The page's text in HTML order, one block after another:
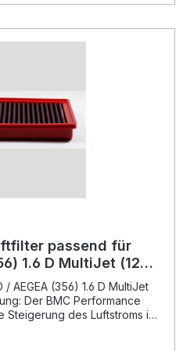
Schweißnähten, was eine
hochwertiger Baumwolle ist
Öl behandelt, um
und Einflüssen durch
Performance Luftfilter die
Qualität und
passend für
1.6 D MultiJet (120
AEGEA (356) 1.6 D MultiJet
Der BMC Performance
des Luftstroms im